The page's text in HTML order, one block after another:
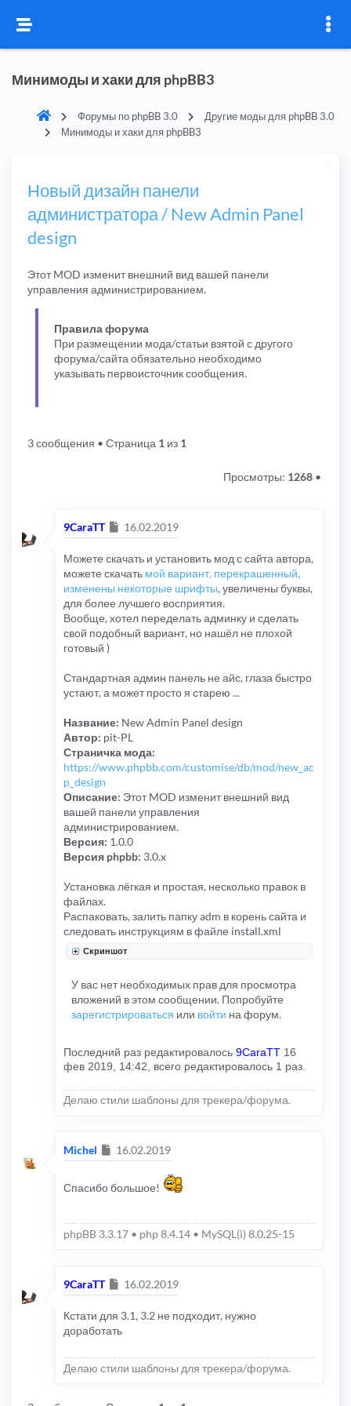
Минимоды и хаки для phpBB3
Форумы по phpBB 3.0
Другие моды для phpBB 3.0
Минимоды и хаки для phpBB3
Новый дизайн панели
администратора / New Admin Panel
design
Этот MOD изменит внешний вид вашей панели
управления администрированием.
Правила форума
При размещении мода/статьи взятой с другого
форума/сайта обязательно необходимо
указывать первоисточник сообщения.
3 сообщения • Страница 1 из 1
Просмотры: 1268 •
9CaraTT Сообщение
16.02.2019
Можете скачать и установить мод с сайта автора,
можете скачать мой вариант, перекрашенный,
изменены некоторые шрифты, увеличены буквы,
для более лучшего восприятия.
Вообще, хотел переделать админку и сделать
свой подобный вариант, но нашёл не плохой
готовый )
Стандартная админ панель не айс, глаза быстро
устают, а может просто я старею ...
Название: New Admin Panel design
Автор: pit-PL
Страничка мода:
https://www.phpbb.com/customise/db/mod/new_ac
p_design
Описание: Этот MOD изменит внешний вид
вашей панели управления
администрированием.
Версия: 1.0.0
Версия phpbb: 3.0.x
Установка лёгкая и простая, несколько правок в
файлах.
Распаковать, залить папку adm в корень сайта и
следовать инструкциям в файле install.xml
Скриншот
У вас нет необходимых прав для просмотра
вложений в этом сообщении. Попробуйте
зарегистрироваться или войти на форум.
Последний раз редактировалось 9CaraTT 16
фев 2019, 14:42, всего редактировалось 1 раз.
Делаю стили шаблоны для трекера/форума.
Michel Сообщение
16.02.2019
Спасибо большое!
phpBB 3.3.17 • php 8.4.14 • MySQL(i) 8.0.25-15
9CaraTT Сообщение
16.02.2019
Кстати для 3.1, 3.2 не подходит, нужно
доработать
Делаю стили шаблоны для трекера/форума.